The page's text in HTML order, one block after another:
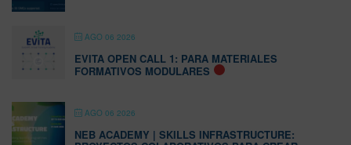
AGO 06 2026
EVITA OPEN CALL 1: PARA MATERIALES
FORMATIVOS MODULARES
AGO 06 2026
NEB ACADEMY | SKILLS INFRASTRUCTURE: